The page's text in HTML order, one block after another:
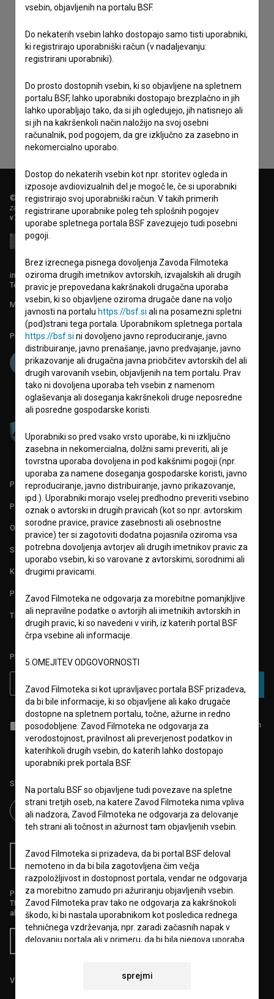
zbiranje, hrambo in obdelavo osebnih podatkov.
© 2018-2026, Filmoteka,
zavod za širjenje filmske kulture
v7.151.0
info@filmoteka.si
Tehnična pomoč: podpora@bsf.si
Mednarodna številka ISSN 2670-787X
Projekt sofinancira:
PARTNERJI
POGOJI UPORABE
O PROJEKTU
STATISTIKA
KONTAKT
POGOSTA VPRAŠANJA
TEST FUNKCIONALNOSTI
PRIJAVITE SE NA BSF NOVIČNIK:
PRIJAVA
Sprejemamsplošne pogojein dajemsoglasjeza zbiranje, hrambo in
obdelavo osebnih podatkov.
Sledite nam na:
RSS novice RSS dogodki
Podprite nas z donacijo na
TRR: SI56 6100 0001 5706 684,
ali s kreditno kartico:
Doniraj
Vse cene vsebujejo DDV.
vsebin, objavljenih na portalu BSF.
Do nekaterih vsebin lahko dostopajo samo tisti uporabniki,
ki registrirajo uporabniški račun (v nadaljevanju:
registrirani uporabniki).
Do prosto dostopnih vsebin, ki so objavljene na spletnem
portalu BSF, lahko uporabniki dostopajo brezplačno in jih
lahko uporabljajo tako, da si jih ogledujejo, jih natisnejo ali
si jih na kakršenkoli način naložijo na svoj osebni
računalnik, pod pogojem, da gre izključno za zasebno in
nekomercialno uporabo.
Dostop do nekaterih vsebin kot npr. storitev ogleda in
izposoje avdiovizualnih del je mogoč le, če si uporabniki
registrirajo svoj uporabniški račun. V takih primerih
registrirane uporabnike poleg teh splošnih pogojev
uporabe spletnega portala BSF zavezujejo tudi posebni
pogoji.
Brez izrecnega pisnega dovoljenja Zavoda Filmoteka
oziroma drugih imetnikov avtorskih, izvajalskih ali drugih
pravic je prepovedana kakršnakoli drugačna uporaba
vsebin, ki so objavljene oziroma drugače dane na voljo
javnosti na portalu https://bsf.si ali na posamezni spletni
(pod)strani tega portala. Uporabnikom spletnega portala
https://bsf.si ni dovoljeno javno reproduciranje, javno
distribuiranje, javno prenašanje, javno predvajanje, javno
prikazovanje ali drugačna javna priobčitev avtorskih del ali
drugih varovanih vsebin, objavljenih na tem portalu. Prav
tako ni dovoljena uporaba teh vsebin z namenom
oglaševanja ali doseganja kakršnekoli druge neposredne
ali posredne gospodarske koristi.
Uporabniki so pred vsako vrsto uporabe, ki ni izključno
zasebna in nekomercialna, dolžni sami preveriti, ali je
tovrstna uporaba dovoljena in pod kakšnimi pogoji (npr.
uporaba za namene doseganja gospodarske koristi, javno
reproduciranje, javno distribuiranje, javno prikazovanje,
ipd.). Uporabniki morajo vselej predhodno preveriti vsebino
oznak o avtorski in drugih pravicah (kot so npr. avtorskim
sorodne pravice, pravice zasebnosti ali osebnostne
pravice) ter si zagotoviti dodatna pojasnila oziroma vsa
potrebna dovoljenja avtorjev ali drugih imetnikov pravic za
uporabo vsebin, ki so varovane z avtorskimi, sorodnimi ali
drugimi pravicami.
Zavod Filmoteka ne odgovarja za morebitne pomanjkljive
ali nepravilne podatke o avtorjih ali imetnikih avtorskih in
drugih pravic, ki so navedeni v virih, iz katerih portal BSF
črpa vsebine ali informacije.
5.OMEJITEV ODGOVORNOSTI
Zavod Filmoteka si kot upravljavec portala BSF prizadeva,
da bi bile informacije, ki so objavljene ali kako drugače
dostopne na spletnem portalu, točne, ažurne in redno
posodobljene. Zavod Filmoteka ne odgovarja za
verodostojnost, pravilnost ali preverjenost podatkov in
katerihkoli drugih vsebin, do katerih lahko dostopajo
uporabniki prek portala BSF.
Na portalu BSF so objavljene tudi povezave na spletne
strani tretjih oseb, na katere Zavod Filmoteka nima vpliva
ali nadzora, Zavod Filmoteka ne odgovarja za delovanje
teh strani ali točnost in ažurnost tam objavljenih vsebin.
Zavod Filmoteka si prizadeva, da bi portal BSF deloval
nemoteno in da bi bila zagotovljena čim večja
razpoložljivost in dostopnost portala, vendar ne odgovarja
za morebitno zamudo pri ažuriranju objavljenih vsebin.
Zavod Filmoteka prav tako ne odgovarja za kakršnokoli
škodo, ki bi nastala uporabnikom kot posledica rednega
tehničnega vzdrževanja, npr. zaradi začasnih napak v
delovanju portala ali v primeru, da bi bila njegova uporaba
sprejmi